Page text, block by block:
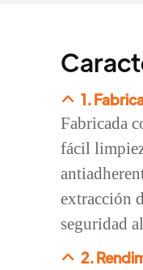
1.
Fabricada
fácil
extracción
seguridad
2.